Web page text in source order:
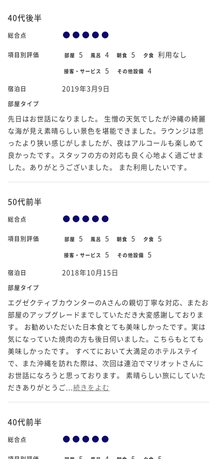
40代後半
総合点
項目別評価 部屋 5 風呂 4 朝食 5 夕食 利用なし
接客・サービス 5 その他設備 4
宿泊日 2019年3月9日
部屋タイプ
先日はお世話になりました。 生憎の天気でしたが沖縄の綺麗
な海が見え素晴らしい景色を堪能できました。ラウンジは思
ったより狭い感じがしましたが、夜はアルコールも楽しめて
良かったです。スタッフの方の対応も良く心地よく過ごせま
した。ありがとうございました。 また利用したいです。
50代前半
総合点
項目別評価 部屋 5 風呂 5 朝食 5 夕食 5
接客・サービス 5 その他設備 5
宿泊日 2018年10月15日
部屋タイプ
エグゼクティブカウンターのAさんの親切丁寧な対応、またお
部屋のアップグレードまでしていただき大変感謝しておりま
す。 お勧めいただいた日本食とても美味しかったです。実は
気になっていた焼肉の方も後日伺いました。こちらもとても
美味しかったです。 すべてにおいて大満足のホテルステイ
で、また沖縄を訪れた際は、次回は連泊でマリオットさんに
お世話になろうと思っております。 素晴らしい旅にしていた
だきありがとうご... 続きをよむ
40代前半
総合点